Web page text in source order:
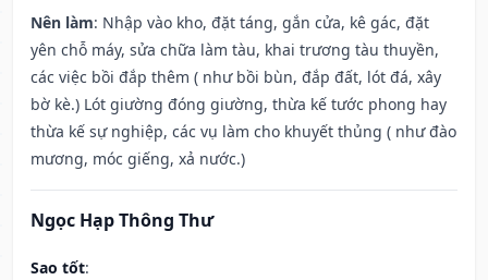
Nên làm: Nhập vào kho, đặt táng, gắn cửa, kê gác, đặt
yên chỗ máy, sửa chữa làm tàu, khai trương tàu thuyền,
các việc bồi đắp thêm ( như bồi bùn, đắp đất, lót đá, xây
bờ kè.) Lót giường đóng giường, thừa kế tước phong hay
thừa kế sự nghiệp, các vụ làm cho khuyết thủng ( như đào
mương, móc giếng, xả nước.)
Ngọc Hạp Thông Thư
Sao tốt: